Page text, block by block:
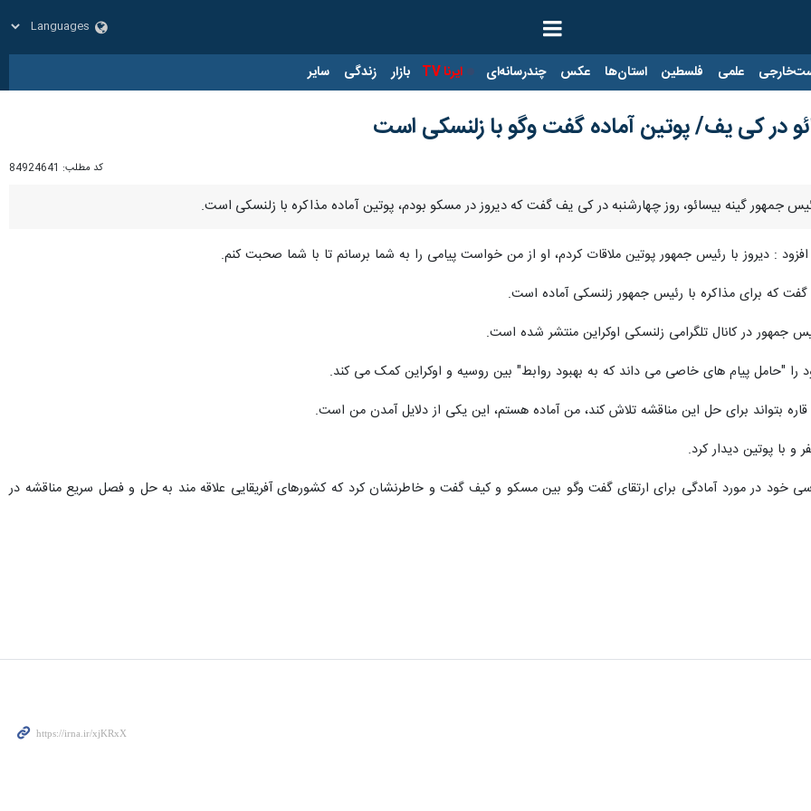
علمی فلسطین استان‌ها عکس چندرسانه‌ای ایرنا TV بازار زندگی سایر
در کی یف/ پوتین آماده گفت وگو با زلنسکی است
کد مطلب: 84924641